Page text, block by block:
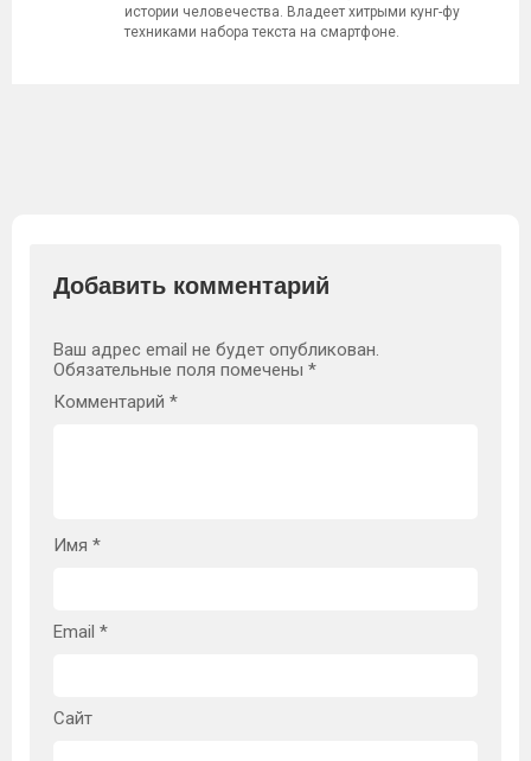
истории человечества. Владеет хитрыми кунг-фу
техниками набора текста на смартфоне.
Добавить комментарий
Ваш адрес email не будет опубликован.
Обязательные поля помечены *
Комментарий *
Имя *
Email *
Сайт